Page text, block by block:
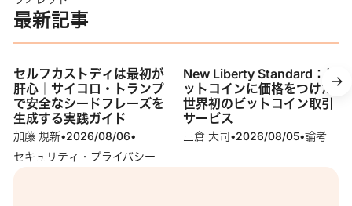
最新記事
セルフカストディは最初が
肝心｜サイコロ・トランプ
で安全なシードフレーズを
生成する実践ガイド
加藤 規新•2026/08/06•
セキュリティ・プライバシー
New Liberty Standard：ビ
ットコインに価格をつけた
世界初のビットコイン取引
サービス
三倉 大司•2026/08/05•論考